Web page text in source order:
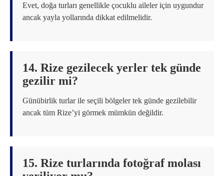
Evet, doğa turları genellikle çocuklu aileler için uygundur
ancak yayla yollarında dikkat edilmelidir.
14. Rize gezilecek yerler tek günde
gezilir mi?
Günübirlik turlar ile seçili bölgeler tek günde gezilebilir
ancak tüm Rize’yi görmek mümkün değildir.
15. Rize turlarında fotoğraf molası